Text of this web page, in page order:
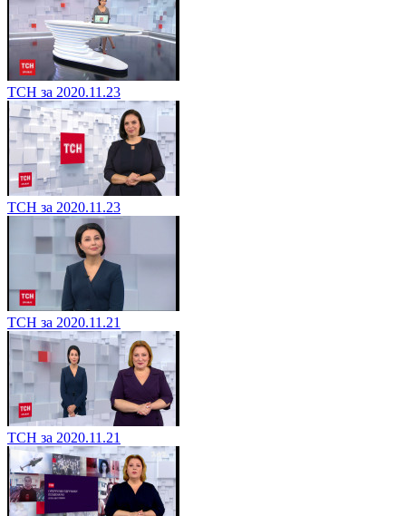
ТСН за 2020.11.23
ТСН за 2020.11.23
ТСН за 2020.11.21
ТСН за 2020.11.21